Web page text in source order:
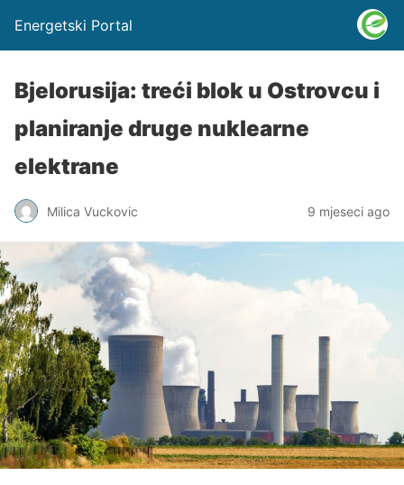
Energetski Portal
Bjelorusija: treći blok u Ostrovcu i
planiranje druge nuklearne
elektrane
Milica Vuckovic 9 mjeseci ago